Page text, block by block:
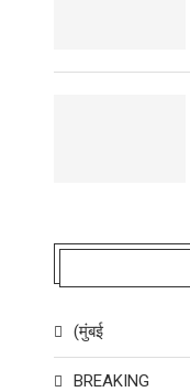
(मुंबई
BREAKING